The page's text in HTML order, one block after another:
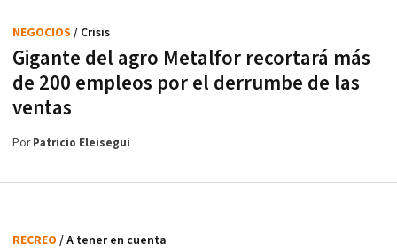
Gigante del agro Metalfor recortará más
de 200 empleos por el derrumbe de las
ventas
NEGOCIOS / Crisis
PorPatricio Eleisegui
RECREO / A tener en cuenta